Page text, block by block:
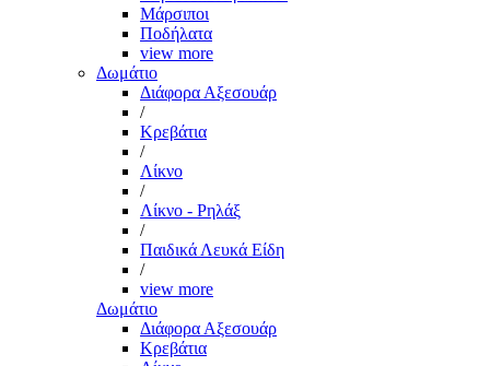
Μάρσιποι
Ποδήλατα
view more
Δωμάτιο
Διάφορα Αξεσουάρ
/
Κρεβάτια
/
Λίκνο
/
Λίκνο - Ρηλάξ
/
Παιδικά Λευκά Είδη
/
view more
Δωμάτιο
Διάφορα Αξεσουάρ
Κρεβάτια